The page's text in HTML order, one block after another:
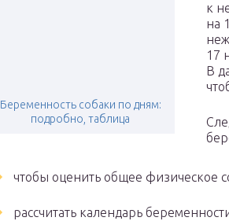
Беременность собаки по дням:
подробно, таблица
к
на
17
В
чтобы оценить общее физическое
рассчитать календарь